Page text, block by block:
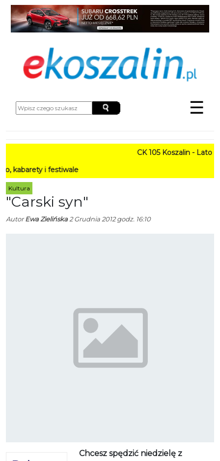
☰
CK 105 Koszalin - Lato w
i festiwale
Kultura
"Carski syn"
AutorEwa Zielińska2 Grudnia 2012 godz. 16:10
Chcesz spędzić niedzielę z